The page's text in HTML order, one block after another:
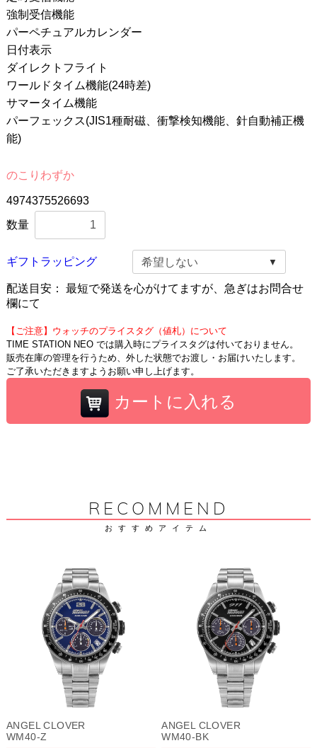
強制受信機能
パーペチュアルカレンダー
日付表示
ダイレクトフライト
ワールドタイム機能(24時差)
サマータイム機能
パーフェックス(JIS1種耐磁、衝撃検知機能、針自動補正機
能)
のこりわずか
4974375526693
数量
ギフトラッピング
配送目安： 最短で発送を心がけてますが、急ぎはお問合せ
欄にて
【ご注意】ウォッチのプライスタグ（値札）について
TIME STATION NEO では購入時にプライスタグは付いておりません。
販売在庫の管理を行うため、外した状態でお渡し・お届けいたします。
ご了承いただきますようお願い申し上げます。
カートに入れる
RECOMMEND
おすすめアイテム
ANGEL CLOVER
WM40-Z
ANGEL CLOVER
WM40-BK